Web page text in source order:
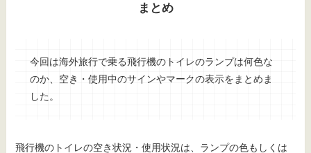
まとめ
今回は海外旅行で乗る飛行機のトイレのランプは何色な
のか、空き・使用中のサインやマークの表示をまとめま
した。
飛行機のトイレの空き状況・使用状況は、ランプの色もしくは